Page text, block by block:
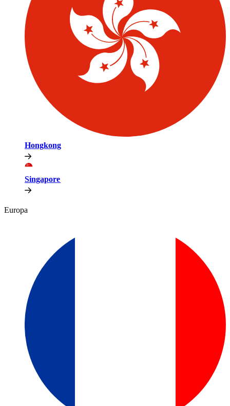
Hongkong​​
Singapore​​
Europa​​